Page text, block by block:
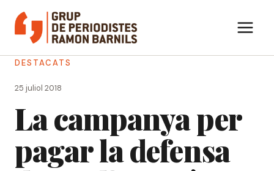
contingut
DESTACATS
25 juliol 2018
La campanya per
pagar la defensa